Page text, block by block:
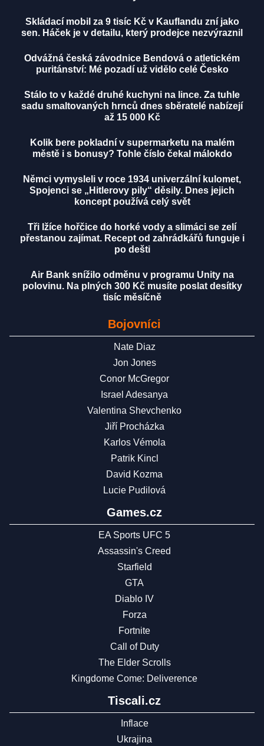
Skládací mobil za 9 tisíc Kč v Kauflandu zní jako
sen. Háček je v detailu, který prodejce nezvýraznil
Odvážná česká závodnice Bendová o atletickém
puritánství: Mé pozadí už vidělo celé Česko
Stálo to v každé druhé kuchyni na lince. Za tuhle
sadu smaltovaných hrnců dnes sběratelé nabízejí
až 15 000 Kč
Kolik bere pokladní v supermarketu na malém
městě i s bonusy? Tohle číslo čekal málokdo
Němci vymysleli v roce 1934 univerzální kulomet,
Spojenci se „Hitlerovy pily“ děsily. Dnes jejich
koncept používá celý svět
Tři lžíce hořčice do horké vody a slimáci se zelí
přestanou zajímat. Recept od zahrádkářů funguje i
po dešti
Air Bank snížilo odměnu v programu Unity na
polovinu. Na plných 300 Kč musíte poslat desítky
tisíc měsíčně
Bojovníci
Nate Diaz
Jon Jones
Conor McGregor
Israel Adesanya
Valentina Shevchenko
Jiří Procházka
Karlos Vémola
Patrik Kincl
David Kozma
Lucie Pudilová
Games.cz
EA Sports UFC 5
Assassin's Creed
Starfield
GTA
Diablo IV
Forza
Fortnite
Call of Duty
The Elder Scrolls
Kingdome Come: Deliverence
Tiscali.cz
Inflace
Ukrajina